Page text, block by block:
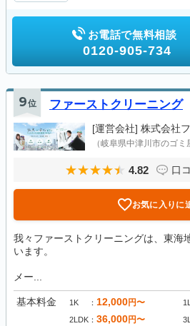
お電話で無料相談
0120-905-734
9位 ファーストクリーニング
[運営会社] 株式会社
（岐阜県中津川市のゴミ
4.82 口
お気に入りに
我々ファーストクリーニングは、東海
います。
メー...
基本料金 1K 12,000円〜
2LDK 36,000円〜